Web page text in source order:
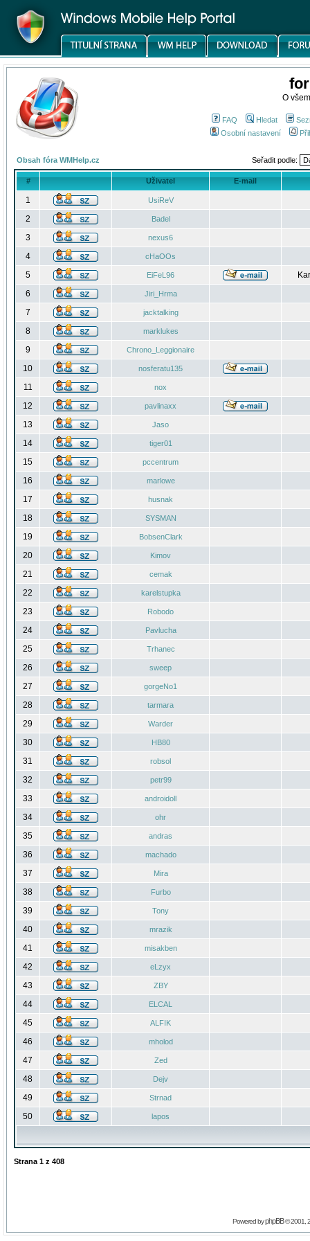
O
FAQ Hledat
Osobní nastavení
Obsah fóra WMHelp.cz Seřadit podle:
# Uživatel E-mail
1 UsiReV
2 Badel
3 nexus6
4 cHaOOs
5 EiFeL96
6
Jiri_Hrma
7 jacktalking
8 marklukes
9 Chrono_Leggionaire
10 nosferatu135
11 nox
12 pavlinaxx
13 Jaso
14 tiger01
15 pccentrum
16 marlowe
17 husnak
18 SYSMAN
19 BobsenClark
20 Kimov
21 cemak
22 karelstupka
23 Robodo
24 Pavlucha
25 Trhanec
26 sweep
27 gorgeNo1
28 tarmara
29 Warder
30 HB80
31 robsol
32 petr99
33 androidoll
34 ohr
35 andras
36 machado
37 Mira
38 Furbo
39 Tony
40 mrazik
41 misakben
42 eLzyx
43 ZBY
44 ELCAL
45 ALFIK
46 mholod
47 Zed
48 Dejv
49 Strnad
50 lapos
Strana 1 z 408
Powered byphpBB© 2001,